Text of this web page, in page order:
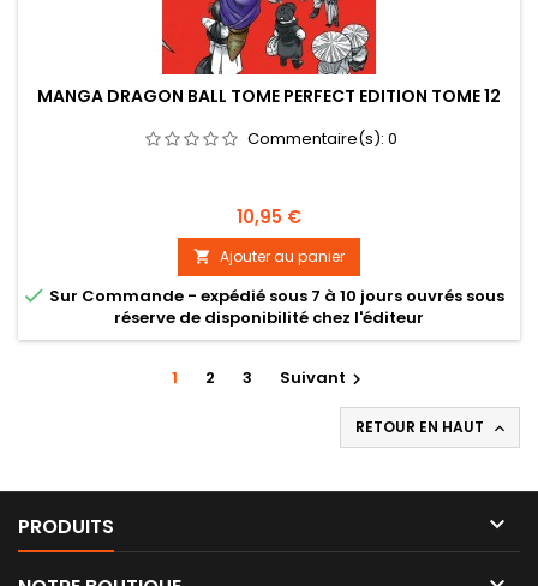
MANGA DRAGON BALL TOME PERFECT EDITION TOME 12
Commentaire(s): 0
Prix
10,95 €
 Ajouter au panier
 Sur Commande - expédié sous 7 à 10 jours ouvrés sous
réserve de disponibilité chez l'éditeur
1 2 3 Suivant 
RETOUR EN HAUT 
PRODUITS 